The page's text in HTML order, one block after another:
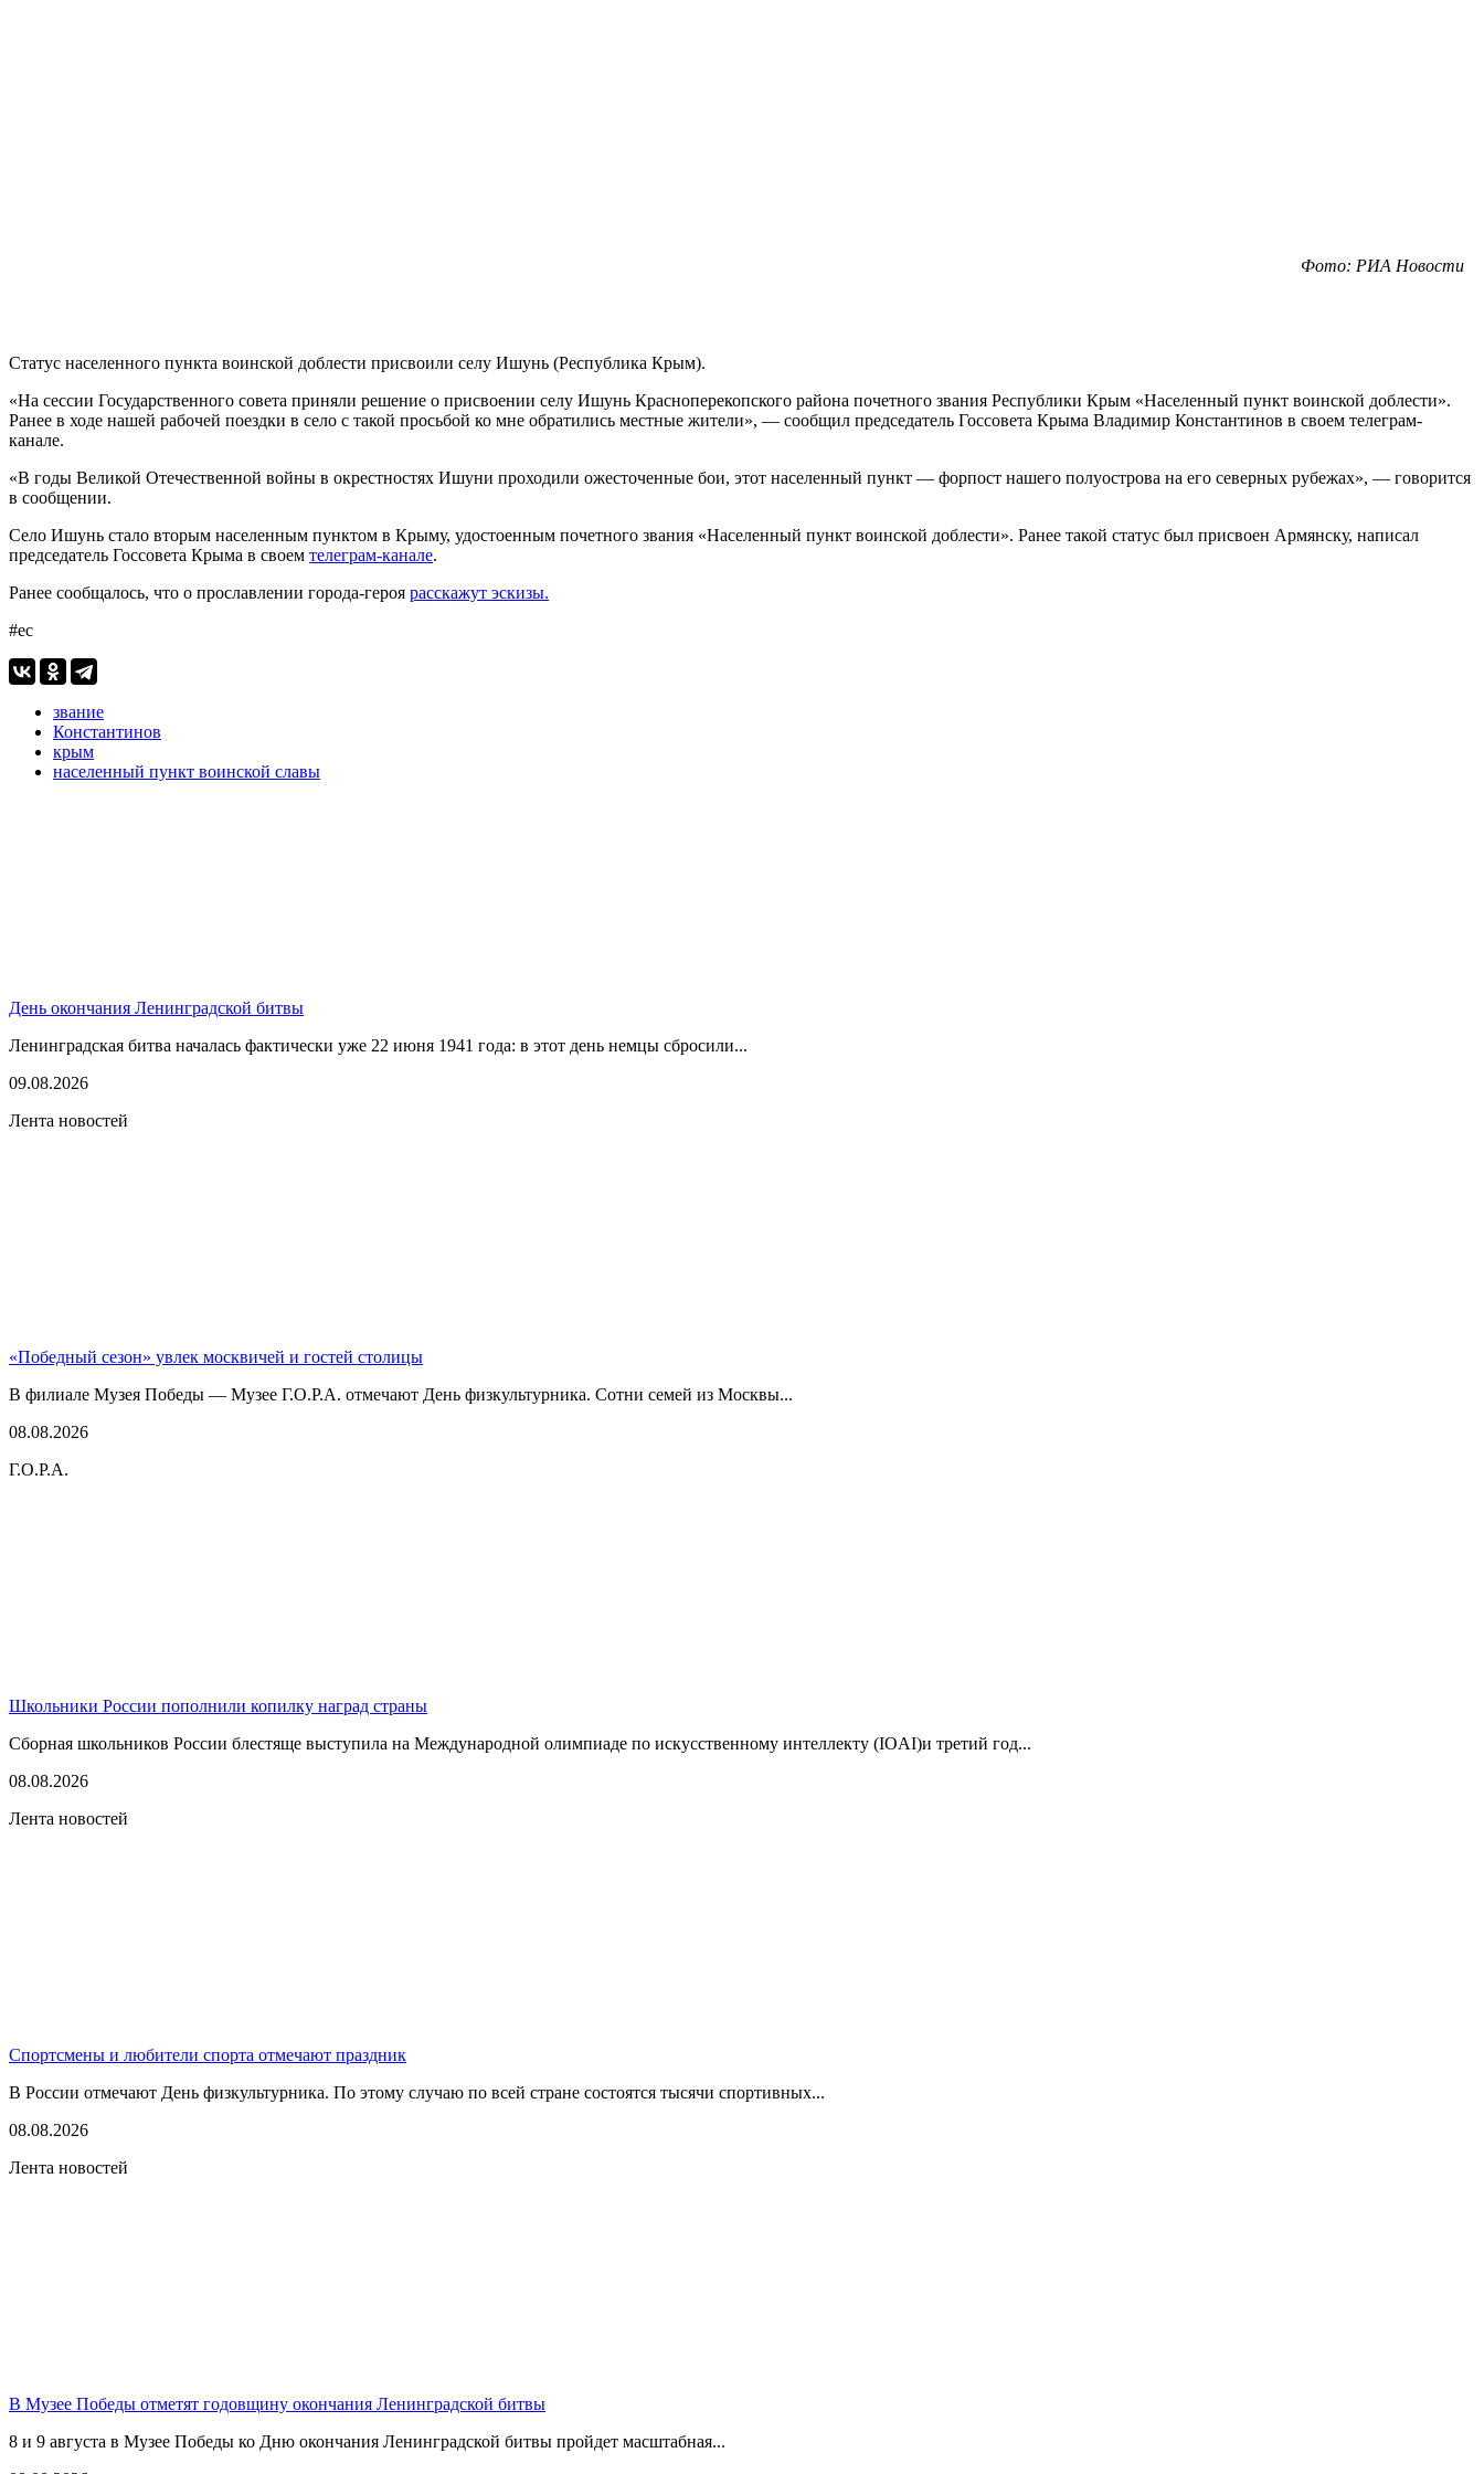
Фото: РИА Новости
Статус населенного пункта воинской доблести присвоили селу Ишунь (Республика Крым).
«На сессии Государственного совета приняли решение о присвоении селу Ишунь Красноперекопского района почетного звания Республики Крым «Населенный пункт воинской доблести».
Ранее в ходе нашей рабочей поездки в село с такой просьбой ко мне обратились местные жители», — сообщил председатель Госсовета Крыма Владимир Константинов в своем телеграм-
канале.
«В годы Великой Отечественной войны в окрестностях Ишуни проходили ожесточенные бои, этот населенный пункт — форпост нашего полуострова на его северных рубежах», — говорится
в сообщении.
Село Ишунь стало вторым населенным пунктом в Крыму, удостоенным почетного звания «Населенный пункт воинской доблести». Ранее такой статус был присвоен Армянску, написал
председатель Госсовета Крыма в своем телеграм-канале.
Ранее сообщалось, что о прославлении города-героя расскажут эскизы.
#ес
звание
Константинов
крым
населенный пункт воинской славы
День окончания Ленинградской битвы
Ленинградская битва началась фактически уже 22 июня 1941 года: в этот день немцы сбросили...
09.08.2026
Лента новостей
«Победный сезон» увлек москвичей и гостей столицы
В филиале Музея Победы — Музее Г.О.Р.А. отмечают День физкультурника. Сотни семей из Москвы...
08.08.2026
Г.О.Р.А.
Школьники России пополнили копилку наград страны
Сборная школьников России блестяще выступила на Международной олимпиаде по искусственному интеллекту (IOAI)и третий год...
08.08.2026
Лента новостей
Спортсмены и любители спорта отмечают праздник
В России отмечают День физкультурника. По этому случаю по всей стране состоятся тысячи спортивных...
08.08.2026
Лента новостей
В Музее Победы отметят годовщину окончания Ленинградской битвы
8 и 9 августа в Музее Победы ко Дню окончания Ленинградской битвы пройдет масштабная...